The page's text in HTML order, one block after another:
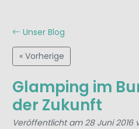
Unser Blog
« Vorherige
Glamping im
der Zukunft
Veröffentlicht am 28 Juni 2016